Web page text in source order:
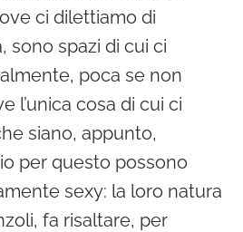
ci dilettiamo di
sono spazi di cui ci
poca se non
l’unica cosa di cui ci
siano, appunto,
per questo possono
sexy: la loro natura
fa risaltare, per